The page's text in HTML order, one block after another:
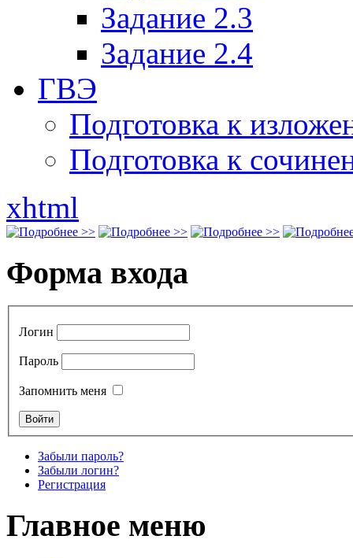
Задание 2.3
Задание 2.4
ГВЭ
Подготовка к
Подготовка к
xhtml
Форма входа
Логин
Пароль
Запомнить меня
Забыли пароль?
Забыли логин?
Регистрация
Главное меню